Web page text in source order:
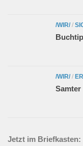
/WIR/ /
/WIR/ /
Samter
Jetzt im Briefkasten: